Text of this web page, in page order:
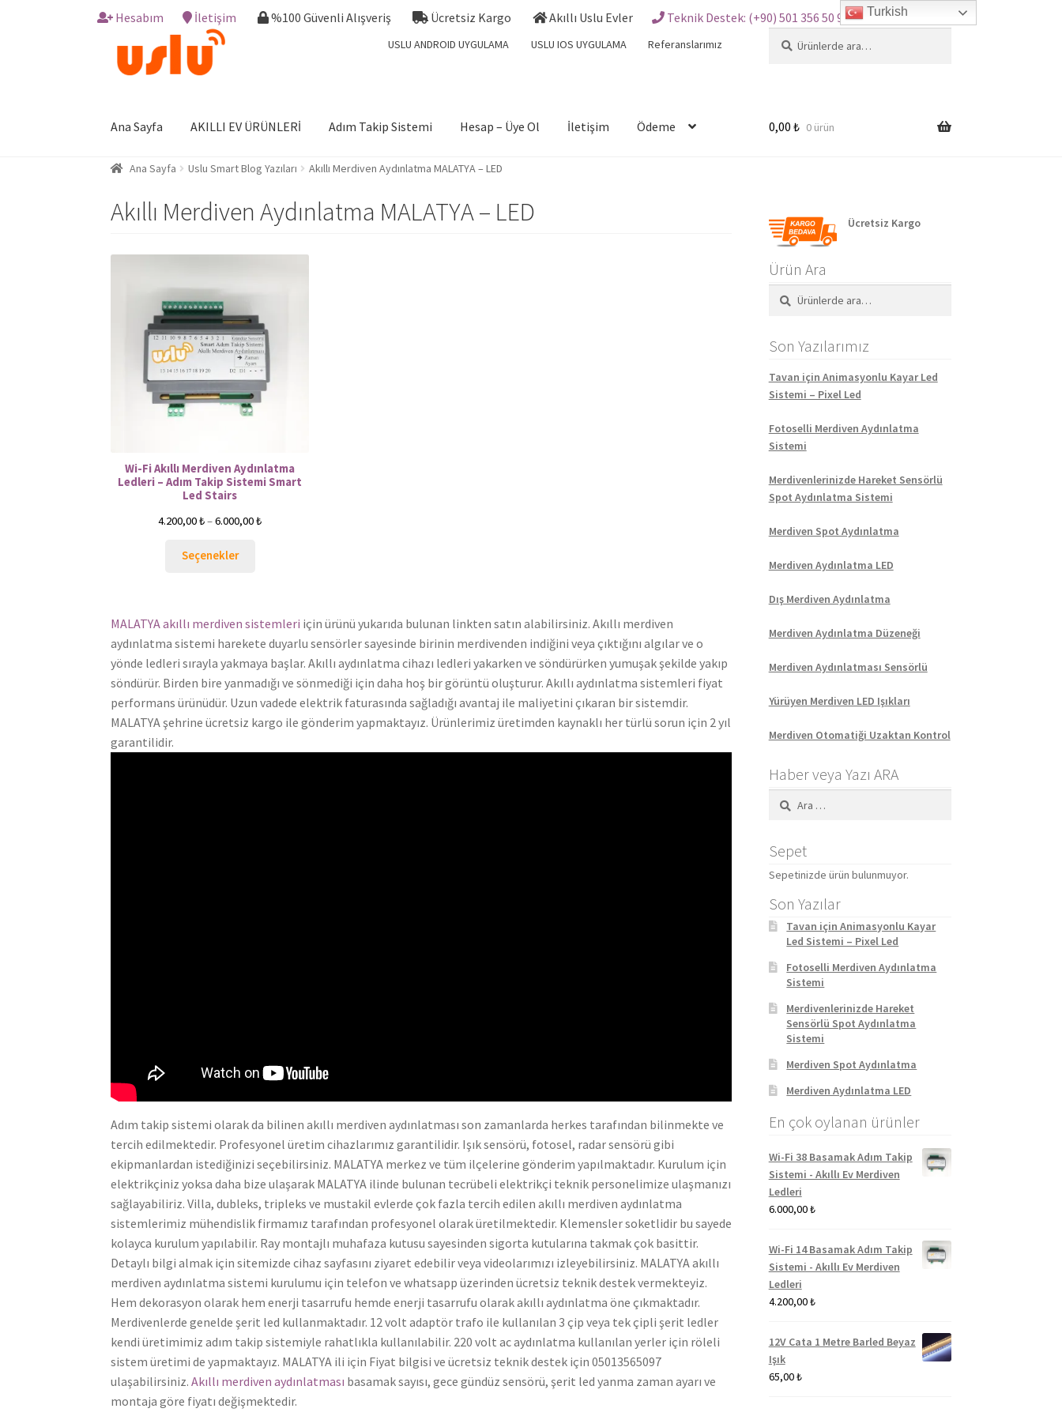
Hesabım İletişim %100 Güvenli Alışveriş Ücretsiz Kargo Akıllı Uslu Evler
Teknik Destek: (+90) 501 356 50 97
navigation
content
USLU ANDROID UYGULAMA USLU IOS UYGULAMA Referanslarımız
Ana Sayfa AKILLI EV ÜRÜNLERİ Adım Takip Sistemi Hesap – Üye Ol İletişim Ödeme 0,00 ₺ 0 ürün
Ana Sayfa Uslu Smart Blog Yazıları Akıllı Merdiven Aydınlatma MALATYA – LED
Akıllı Merdiven Aydınlatma MALATYA – LED
Wi-Fi Akıllı Merdiven Aydınlatma
Ledleri – Adım Takip Sistemi Smart
Led Stairs
4.200,00₺–6.000,00₺
Seçenekler
MALATYA akıllı merdiven sistemleri için ürünü yukarıda bulunan linkten satın alabilirsiniz. Akıllı merdiven
aydınlatma sistemi harekete duyarlu sensörler sayesinde birinin merdivenden indiğini veya çıktığını algılar ve o
yönde ledleri sırayla yakmaya başlar. Akıllı aydınlatma cihazı ledleri yakarken ve söndürürken yumuşak şekilde yakıp
söndürür. Birden bire yanmadığı ve sönmediği için daha hoş bir görüntü oluşturur. Akıllı aydınlatma sistemleri fiyat
performans ürünüdür. Uzun vadede elektrik faturasında sağladığı avantaj ile maliyetini çıkaran bir sistemdir.
MALATYA şehrine ücretsiz kargo ile gönderim yapmaktayız. Ürünlerimiz üretimden kaynaklı her türlü sorun için 2 yıl
garantilidir.
Adım takip sistemi olarak da bilinen akıllı merdiven aydınlatması son zamanlarda herkes tarafından bilinmekte ve
tercih edilmektedir. Profesyonel üretim cihazlarımız garantilidir. Işık sensörü, fotosel, radar sensörü gibi
ekipmanlardan istediğinizi seçebilirsiniz. MALATYA merkez ve tüm ilçelerine gönderim yapılmaktadır. Kurulum için
elektrikçiniz yoksa daha bize ulaşarak MALATYA ilinde bulunan tecrübeli elektrikçi teknik personelimize ulaşmanızı
sağlayabiliriz. Villa, dubleks, tripleks ve mustakil evlerde çok fazla tercih edilen akıllı merdiven aydınlatma
sistemlerimiz mühendislik firmamız tarafından profesyonel olarak üretilmektedir. Klemensler soketlidir bu sayede
kolayca kurulum yapılabilir. Ray montajlı muhafaza kutusu sayesinden sigorta kutularına takmak çok basittir.
Detaylı bilgi almak için sitemizde cihaz sayfasını ziyaret edebilir veya videolarımızı izleyebilirsiniz. MALATYA akıllı
merdiven aydınlatma sistemi kurulumu için telefon ve whatsapp üzerinden ücretsiz teknik destek vermekteyiz.
Hem dekorasyon olarak hem enerji tasarrufu hemde enerji tasarrufu olarak akıllı aydınlatma öne çıkmaktadır.
Merdivenlerde genelde şerit led kullanmaktadır. 12 volt adaptör trafo ile kullanılan 3 çip veya tek çipli şerit ledler
kendi üretimimiz adım takip sistemiyle rahatlıkla kullanılabilir. 220 volt ac aydınlatma kullanılan yerler için röleli
sistem üretimi de yapmaktayız. MALATYA ili için Fiyat bilgisi ve ücretsiz teknik destek için 05013565097
ulaşabilirsiniz. Akıllı merdiven aydınlatması basamak sayısı, gece gündüz sensörü, şerit led yanma zaman ayarı ve
montaja göre fiyatı değişmektedir.
Ücretsiz Kargo
Ürün Ara
Ara:
Ara
Son Yazılarımız
Tavan için Animasyonlu Kayar Led
Sistemi – Pixel Led
Fotoselli Merdiven Aydınlatma
Sistemi
Merdivenlerinizde Hareket Sensörlü
Spot Aydınlatma Sistemi
Merdiven Spot Aydınlatma
Merdiven Aydınlatma LED
Dış Merdiven Aydınlatma
Merdiven Aydınlatma Düzeneği
Merdiven Aydınlatması Sensörlü
Yürüyen Merdiven LED Işıkları
Merdiven Otomatiği Uzaktan Kontrol
Haber veya Yazı ARA
Arama:
Sepet
Sepetinizde ürün bulunmuyor.
Son Yazılar
Tavan için Animasyonlu Kayar
Led Sistemi – Pixel Led
Fotoselli Merdiven Aydınlatma
Sistemi
Merdivenlerinizde Hareket
Sensörlü Spot Aydınlatma
Sistemi
Merdiven Spot Aydınlatma
Merdiven Aydınlatma LED
En çok oylanan ürünler
Wi-Fi 38 Basamak Adım Takip
Sistemi - Akıllı Ev Merdiven
Ledleri
6.000,00₺
Wi-Fi 14 Basamak Adım Takip
Sistemi - Akıllı Ev Merdiven
Ledleri
4.200,00₺
12V Cata 1 Metre Barled Beyaz
Işık
65,00₺
Turkish